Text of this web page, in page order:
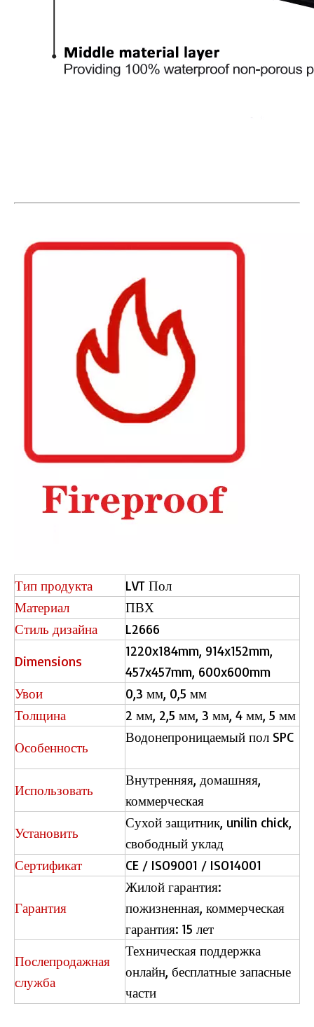
Тип продукта
LVT Пол
Материал
ПВХ
Стиль дизайна
L2666
Dimensions
1220x184mm, 914x152mm,
457x457mm, 600x600mm
Увои
0,3 мм, 0,5 мм
Толщина
2 мм, 2,5 мм, 3 мм, 4 мм, 5 мм
Особенность
Водонепроницаемый пол SPC
Использовать
Внутренняя, домашняя,
коммерческая
Установить
Сухой защитник, unilin chick,
свободный уклад
Сертификат
CE / ISO9001 / ISO14001
Гарантия
Жилой гарантия:
пожизненная, коммерческая
гарантия: 15 лет
Послепродажная
служба
Техническая поддержка
онлайн, бесплатные запасные
части